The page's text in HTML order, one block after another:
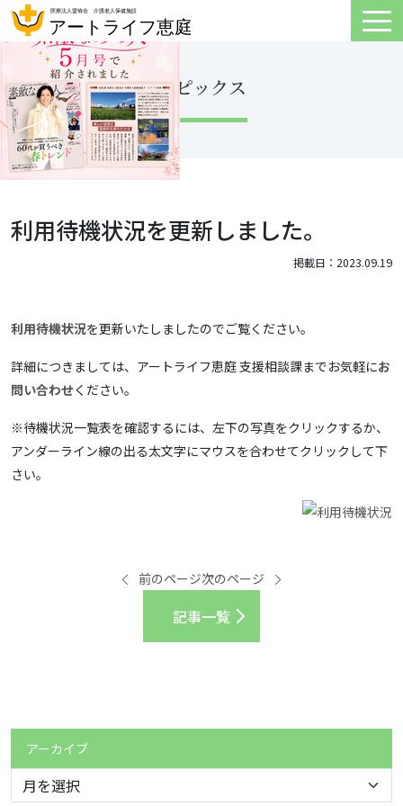
トピックス
利用待機状況を更新しました。
掲載日：2023.09.19
利用待機状況を更新いたしましたのでご覧ください。
詳細につきましては、アートライフ恵庭 支援相談課までお気軽にお
問い合わせください。
※待機状況一覧表を確認するには、左下の写真をクリックするか、
アンダーライン線の出る太文字にマウスを合わせてクリックして下
さい。
前のページ
記事一覧
次のページ
アーカイブ